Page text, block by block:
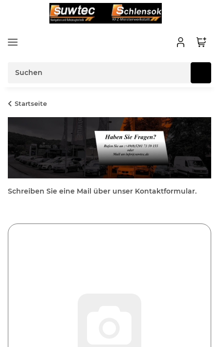
Startseite
Schreiben Sie eine Mail über unser Kontaktformular.